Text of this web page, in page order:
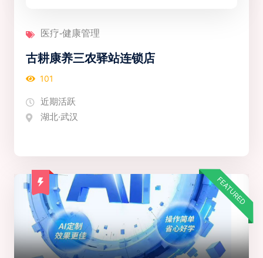
医疗-健康管理
古耕康养三农驿站连锁店
101
近期活跃
湖北·武汉
FEATURED